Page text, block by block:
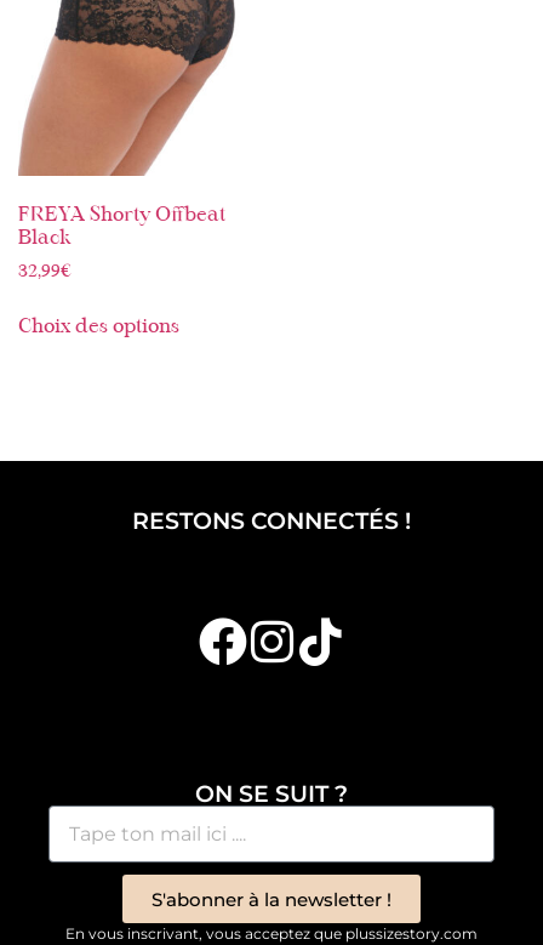
FREYA Shorty Offbeat
Black
32,99€
Choix des options
RESTONS CONNECTÉS !
ON SE SUIT ?
S'abonner à la newsletter !
En vous inscrivant, vous acceptez que plussizestory.com